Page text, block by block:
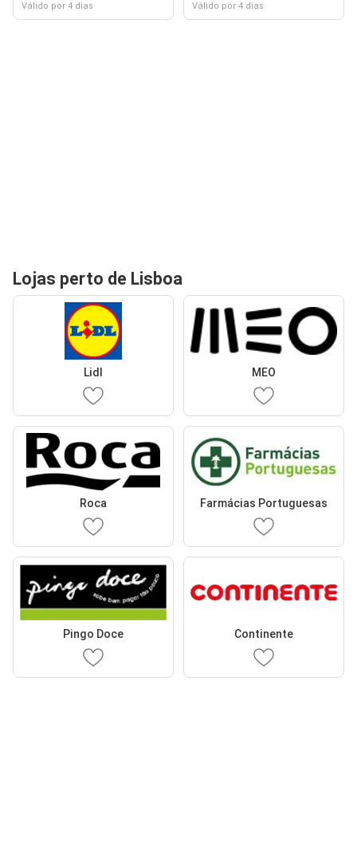
Válido por 4 dias Válido por 4 dias
Lojas perto de Lisboa
Lidl MEO
Roca Farmácias Portuguesas
Pingo Doce Continente